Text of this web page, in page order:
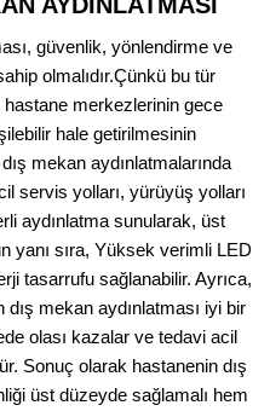
güvenlik, yönlendirme ve
olmalıdır.Çünkü bu tür
hastane merkezlerinin gece
hale getirilmesinin
mekan aydınlatmalarında
servis yolları, yürüyüş yolları
aydınlatma sunularak, üst
yanı sıra, Yüksek verimli LED
tasarrufu sağlanabilir. Ayrıca,
mekan aydınlatması iyi bir
olası kazalar ve tedavi acil
Sonuç olarak hastanenin dış
üst düzeyde sağlamalı hem